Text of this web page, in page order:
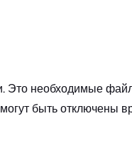
необходимые
быть отключены